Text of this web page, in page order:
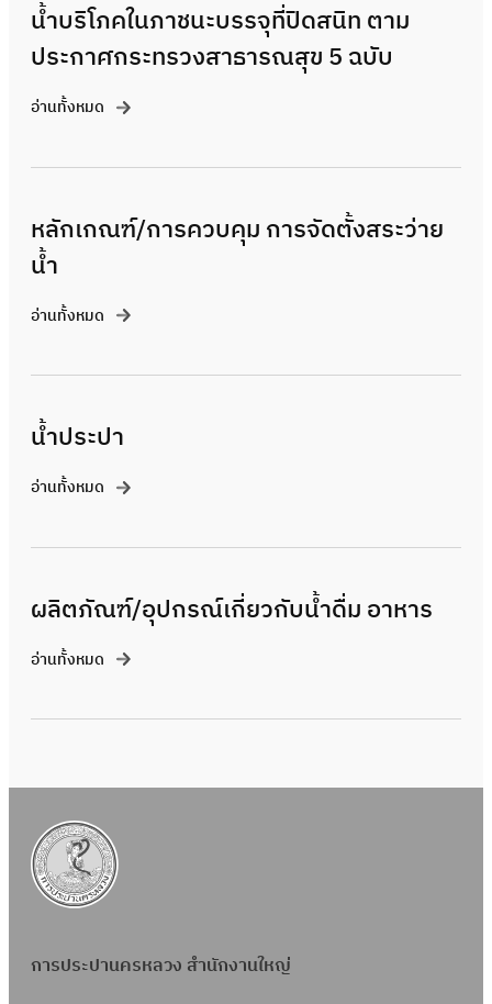
น้ำบริโภคในภาชนะบรรจุที่ปิดสนิท ตาม
ประกาศกระทรวงสาธารณสุข 5 ฉบับ
อ่านทั้งหมด
หลักเกณฑ์/การควบคุม การจัดตั้งสระว่าย
น้ำ
อ่านทั้งหมด
น้ำประปา
อ่านทั้งหมด
ผลิตภัณฑ์/อุปกรณ์เกี่ยวกับน้ำดื่ม อาหาร
อ่านทั้งหมด
การประปานครหลวง สำนักงานใหญ่